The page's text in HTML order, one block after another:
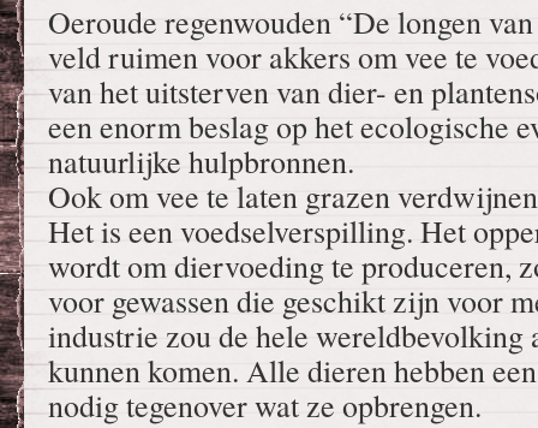
Oeroude regenwouden “De longen
veld ruimen voor akkers om vee te
van het uitsterven van dier- en
een enorm beslag op het ecologische
natuurlijke hulpbronnen.
Ook om vee te laten grazen
Het is een voedselverspilling. Het
wordt om diervoeding te produceren,
voor gewassen die geschikt zijn voor
industrie zou de hele wereldbevolking
kunnen komen. Alle dieren hebben
nodig tegenover wat ze opbrengen.